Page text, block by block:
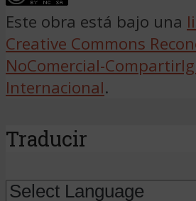
Este obra está bajo una
Creative Commons
NoComercial-
Internacional.
Traducir